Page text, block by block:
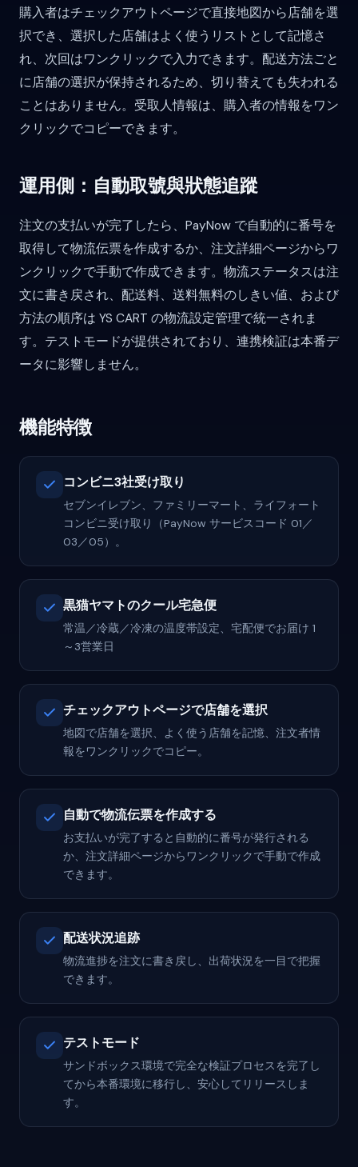
購入者はチェックアウトページで直接地図から店舗を選
択でき、選択した店舗はよく使うリストとして記憶さ
れ、次回はワンクリックで入力できます。配送方法ごと
に店舗の選択が保持されるため、切り替えても失われる
ことはありません。受取人情報は、購入者の情報をワン
クリックでコピーできます。
運用側：自動取號與狀態追蹤
注文の支払いが完了したら、PayNow で自動的に番号を
取得して物流伝票を作成するか、注文詳細ページからワ
ンクリックで手動で作成できます。物流ステータスは注
文に書き戻され、配送料、送料無料のしきい値、および
方法の順序は YS CART の物流設定管理で統一されま
す。テストモードが提供されており、連携検証は本番デ
ータに影響しません。
機能特徴
コンビニ3社受け取り
セブンイレブン、ファミリーマート、ライフォート
コンビニ受け取り（PayNow サービスコード 01／
03／05）。
黒猫ヤマトのクール宅急便
常温／冷蔵／冷凍の温度帯設定、宅配便でお届け 1
～3営業日
チェックアウトページで店舗を選択
地図で店舗を選択、よく使う店舗を記憶、注文者情
報をワンクリックでコピー。
自動で物流伝票を作成する
お支払いが完了すると自動的に番号が発行される
か、注文詳細ページからワンクリックで手動で作成
できます。
配送状況追跡
物流進捗を注文に書き戻し、出荷状況を一目で把握
できます。
テストモード
サンドボックス環境で完全な検証プロセスを完了し
てから本番環境に移行し、安心してリリースしま
す。